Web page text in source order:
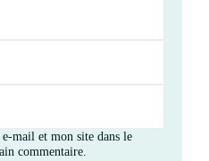
mail et mon site dans le
commentaire.